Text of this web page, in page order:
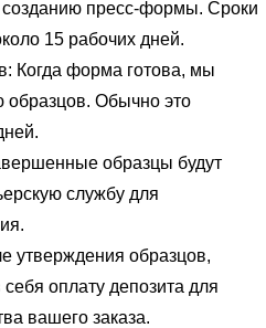
пресс-формы. Сроки
15 рабочих дней.
Когда форма готова, мы
образцов. Обычно это
образцы будут
службу для
утверждения образцов,
оплату депозита для
вашего заказа.